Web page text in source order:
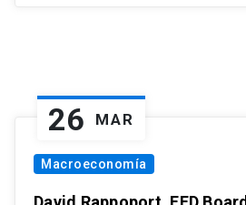
26 MAR
Macroeconomía